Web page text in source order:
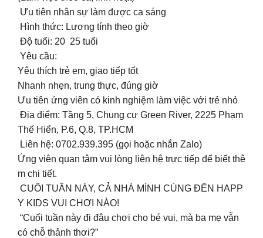
Ưu tiên nhân sự làm được ca sáng
Hình thức: Lương tính theo giờ
Độ tuổi: 20 25 tuổi
Yêu cầu:
Yêu thích trẻ em, giao tiếp tốt
Nhanh nhẹn, trung thực, đúng giờ
Ưu tiên ứng viên có kinh nghiệm làm việc với trẻ nhỏ
Địa điểm: Tầng 5, Chung cư Green River, 2225 Phạm
Thế Hiển, P.6, Q.8, TP.HCM
Liên hệ: 0702.939.395 (gọi hoặc nhắn Zalo)
Ứng viên quan tâm vui lòng liên hệ trực tiếp để biết thê
m chi tiết.
CUỐI TUẦN NÀY, CẢ NHÀ MÌNH CÙNG ĐẾN HAPP
Y KIDS VUI CHƠI NÀO!
“Cuối tuần này đi đâu chơi cho bé vui, mà ba mẹ vẫn
có chỗ thảnh thơi?”